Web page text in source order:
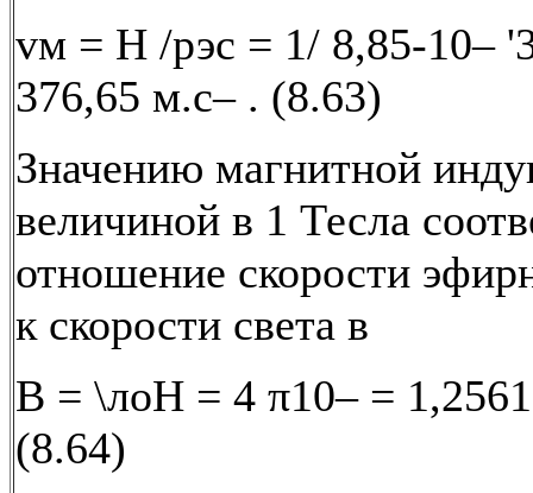
vм = Н /рэc = 1/ 8,85-10–
376,65 м.с– . (8.63)
Значению магнитной
величиной в 1 Тесла
отношение скорости
к скорости света в
В = \лоН = 4 π10– =
(8.64)